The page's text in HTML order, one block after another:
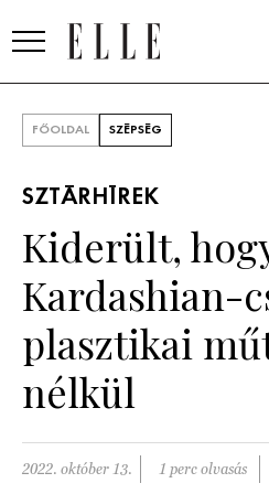
SZÉPSÉG
PSZICHÉ
PÁRKAPCSOLAT
FŐOLDAL SZÉPSÉG
SZTÁRHÍREK
Kiderült,
Kardashian-
plasztikai
nélkül
2022. október 13. 1 perc olvasás